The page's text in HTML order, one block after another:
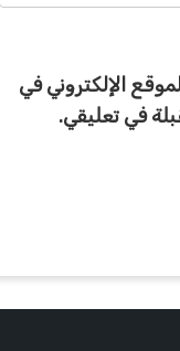
الإلكتروني في
في تعليقي.